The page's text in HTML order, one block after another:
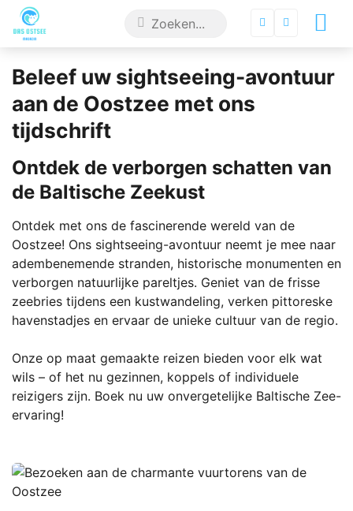
Beleef uw sightseeing-avontuur
aan de Oostzee met ons
tijdschrift
Ontdek de verborgen schatten van
de Baltische Zeekust
Ontdek met ons de fascinerende wereld van de
Oostzee! Ons sightseeing-avontuur neemt je mee naar
adembenemende stranden, historische monumenten en
verborgen natuurlijke pareltjes. Geniet van de frisse
zeebries tijdens een kustwandeling, verken pittoreske
havenstadjes en ervaar de unieke cultuur van de regio.
Onze op maat gemaakte reizen bieden voor elk wat
wils – of het nu gezinnen, koppels of individuele
reizigers zijn. Boek nu uw onvergetelijke Baltische Zee-
ervaring!